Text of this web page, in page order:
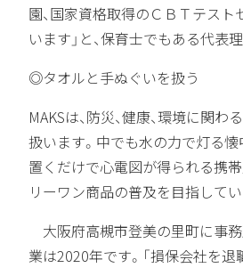
園、国家資格取得のＣＢＴテス
います」と、保育士でもある代表
◎タオルと手ぬぐいを扱う
MAKSは、防災、健康、環境に関
扱います。中でも水の力で灯る
置くだけで心電図が得られる携
リーワン商品の普及を目指してい
大阪府高槻市登美の里町に事
業は2020年です。「損保会社を退